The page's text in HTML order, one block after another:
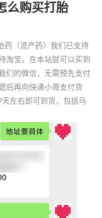
么购买打胎
药（流产药）我们已支持
淘宝。在本站就可以买到
们的微信，无需预先支付
后再向快递小哥支付货
左右即可到货，包括马